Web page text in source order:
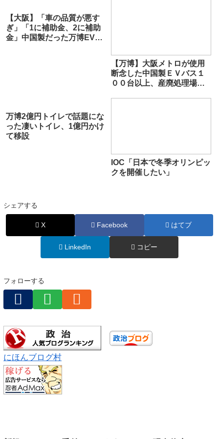
【大阪】「車の品質が悪す
ぎ」「1に補助金、2に補助
金」中国製だった万博EVバ
【万博】大阪メトロが使用
断念した中国製ＥＶバス１
００台以上、産廃処理場へ
万博2億円トイレで話題にな
った凄いトイレ、1億円かけ
て移設
IOC「日本で冬季オリンピッ
クを開催したい」
シェアする
X Facebook はてブ
LinkedIn コピー
フォローする
にほんブログ村